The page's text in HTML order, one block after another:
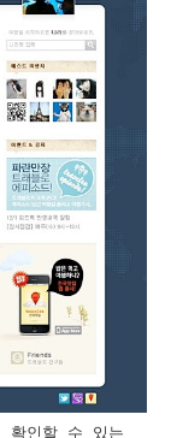
확인할 수 있는